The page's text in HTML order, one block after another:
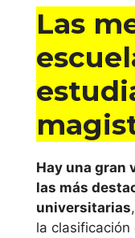
Las
Hay una gran
las más
universitarias
la